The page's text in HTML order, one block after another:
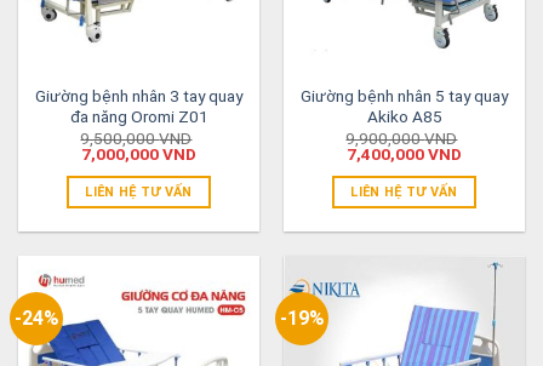
Giường bệnh nhân 3 tay quay
đa năng Oromi Z01
9,500,000VND
7,000,000VND
LIÊN HỆ TƯ VẤN
Giường bệnh nhân 5 tay quay
Akiko A85
9,900,000VND
7,400,000VND
LIÊN HỆ TƯ VẤN
-24% -19%